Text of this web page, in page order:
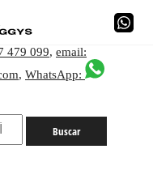
479 099, email:
, WhatsApp: